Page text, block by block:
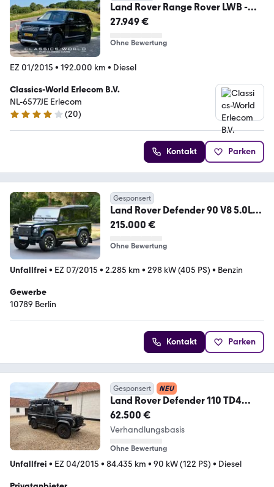
Land Rover Range Rover LWB -
Autobiography - Zwart Metallic
27.949 €
Ohne Bewertung
EZ 01/2015 • 192.000 km • Diesel
Classics-World Erlecom B.V.
NL-6577JE Erlecom
3.8 Sterne
(20)
Kontakt Parken
Gesponsert
Land Rover Defender 90 V8 5.0L
Works 70th Edition 1 of 150
215.000 €
Ohne Bewertung
Unfallfrei • EZ 07/2015 • 2.285 km • 298 kW (405 PS) • Benzin
Gewerbe
10789 Berlin
Kontakt Parken
Gesponsert NEU
Land Rover Defender 110 TD4
Station Wagon SE SE
62.500 €
Verhandlungsbasis
Ohne Bewertung
Unfallfrei • EZ 04/2015 • 84.435 km • 90 kW (122 PS) • Diesel